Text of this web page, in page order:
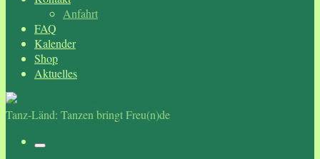
Anfahrt
FAQ
Kalender
Shop
Aktuelles
Tanz-Länd: Tanzen bringt Freu(n)de
Menü